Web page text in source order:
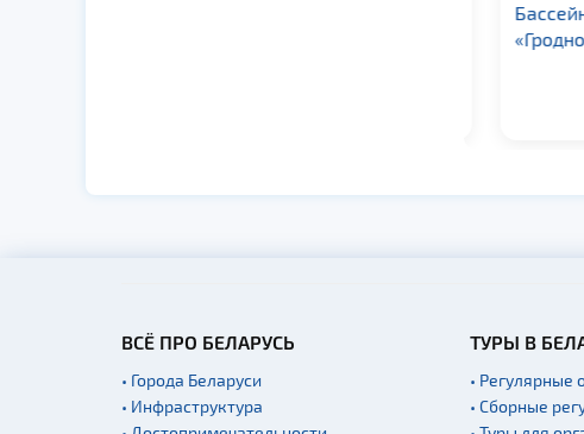
Бассейн
ВСЁ ПРО БЕЛАРУСЬ
• Города Беларуси
• Инфраструктура
ТУРЫ В
• Регулярные
• Сборные